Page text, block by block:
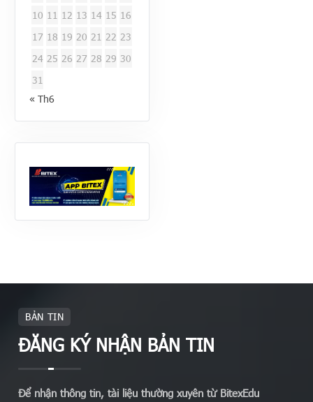
10 11 12 13 14 15 16
17 18 19 20 21 22 23
24 25 26 27 28 29 30
31
« Th6
BẢN TIN
ĐĂNG KÝ NHẬN BẢN TIN
Để nhận thông tin, tài liệu thường xuyên từ BitexEdu